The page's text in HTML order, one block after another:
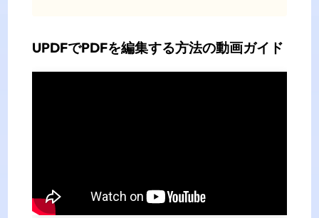
UPDFでPDFを編集する方法の動画ガイド